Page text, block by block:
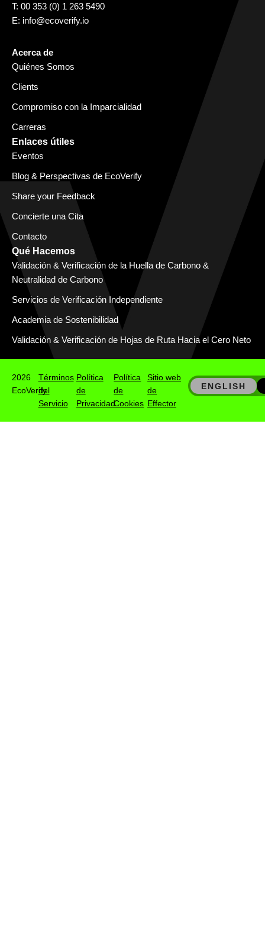
T: 00 353 (0) 1 263 5490
E: info@ecoverify.io
Acerca de
Quiénes Somos
Clients
Compromiso con la Imparcialidad
Carreras
Enlaces útiles
Eventos
Blog & Perspectivas de EcoVerify
Share your Feedback
Concierte una Cita
Contacto
Qué Hacemos
Validación & Verificación de la Huella de Carbono &
Neutralidad de Carbono
Servicios de Verificación Independiente
Academia de Sostenibilidad
Validación & Verificación de Hojas de Ruta Hacia el Cero Neto
2026
EcoVerify
Términos
del
Servicio
Política
de
Privacidad
Política
de
Cookies
Sitio web
de
Effector
ENGLISH